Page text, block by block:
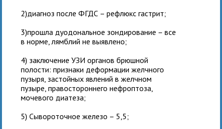
2)диагноз после ФГДС – рефлюкс гастрит;
3)прошла дуодональное зондирование – все
в норме, лямблий не выявлено;
4) заключение УЗИ органов брюшной
полости: признаки деформации желчного
пузыря, застойных явлений в желчном
пузыре, правостороннего нефроптоза,
мочевого диатеза;
5) Сывороточное железо – 5,5;